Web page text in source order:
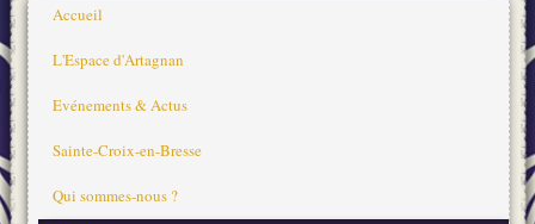
Accueil
L'Espace d'Artagnan
Evénements & Actus
Sainte-Croix-en-Bresse
Qui sommes-nous ?